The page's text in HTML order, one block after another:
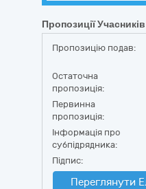
Пропозиції Учасників
Пропозицію подав:
Остаточна
пропозиція:
Первинна
пропозиція:
Інформація про
субпідрядника:
Підпис:
Переглянути